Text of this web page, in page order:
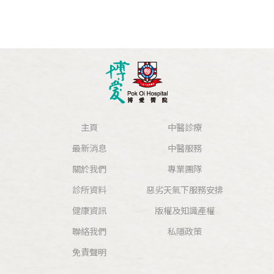
主頁
最新消息
關於我們
中醫診療
中醫服務
專業團隊
診所資料
健康資訊
聯絡我們
惡劣天氣下服務安排
版權及知識產權
私隱政策
免責聲明